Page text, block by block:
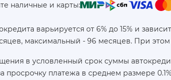
наличные и карты:
варьируется от 6% до 15% и
максимальный - 96 месяцев. При
в условленный срок суммы
просрочку платежа в среднем размере